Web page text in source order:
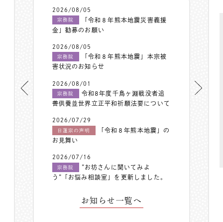
2026/08/05
宗務院
「令和８年熊本地震災害義援
金」勧募のお願い
2026/08/05
宗務院
「令和８年熊本地震」本宗被
害状況のお知らせ
2026/08/01
宗務院
令和8年度千鳥ヶ淵戦没者追
善供養並世界立正平和祈願法要について
2026/07/29
日蓮宗の声明
「令和８年熊本地震」の
お見舞い
2026/07/16
宗務院
”お坊さんに聞いてみよ
う”「お悩み相談室」を更新しました。
お知らせ一覧へ